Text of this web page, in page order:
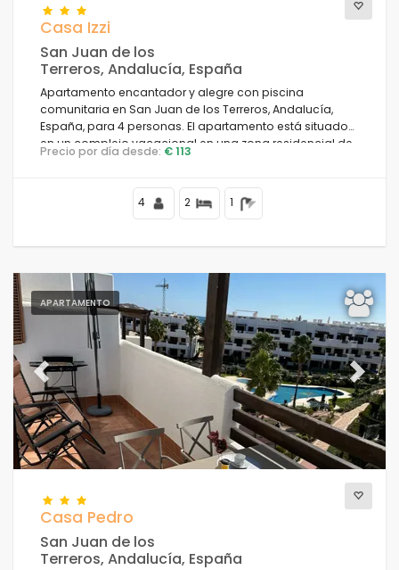
Casa Izzi
San Juan de los
Terreros, Andalucía, España
Apartamento encantador y alegre con piscina
comunitaria en San Juan de los Terreros, Andalucía,
España, para 4 personas. El apartamento está situado
en un complejo vacacional en una zona residencial de
playa, cerca de restaurantes y bares, supermercados,
Precio por día desde: € 113
4 2 1
APARTAMENTO
Previous Next
Casa Pedro
San Juan de los
Terreros, Andalucía, España